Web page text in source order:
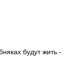
будут жить -